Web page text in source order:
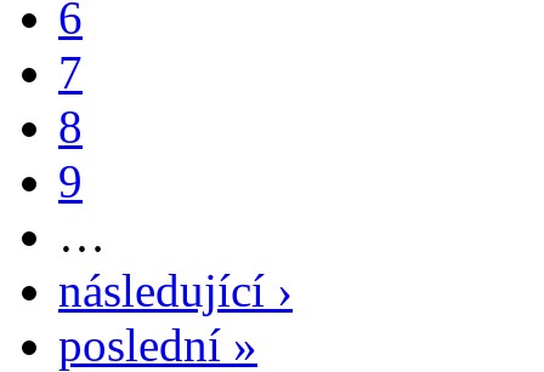
6
7
8
9
…
následující ›
poslední »